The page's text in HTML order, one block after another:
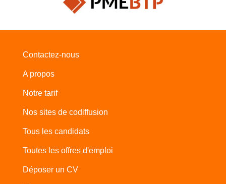
Contactez-nous
A propos
Notre tarif
Nos sites de codiffusion
Tous les candidats
Toutes les offres d'emploi
Déposer un CV